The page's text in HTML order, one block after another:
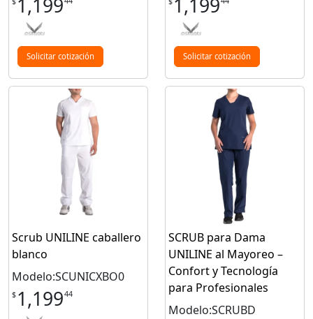
1,199
Solicitar cotización
1,199
Solicitar cotización
Scrub UNILINE caballero
blanco
Modelo:SCUNICXBO0
$ 1,19944
SCRUB para Dama
UNILINE al Mayoreo –
Confort y Tecnología
para Profesionales
Modelo:SCRUBD